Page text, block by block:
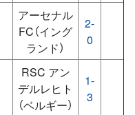
アーセナル
FC（イング
ランド）
2-
0
RSC アン
デルレヒト
（ベルギー）
1-
3